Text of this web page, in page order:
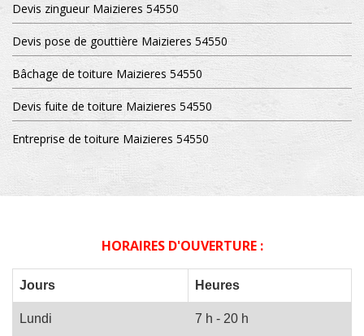
Devis zingueur Maizieres 54550
Devis pose de gouttière Maizieres 54550
Bâchage de toiture Maizieres 54550
Devis fuite de toiture Maizieres 54550
Entreprise de toiture Maizieres 54550
HORAIRES D'OUVERTURE :
Jours Heures
Lundi 7 h - 20 h